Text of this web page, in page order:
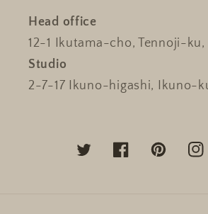
Head office
12-1 Ikutama-cho, Tennoji-ku,
Studio
2-7-17 Ikuno-higashi, Ikuno-
TwitterFacebookPinterest